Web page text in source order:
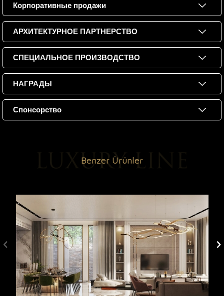
Корпоративные продажи
АРХИТЕКТУРНОЕ ПАРТНЕРСТВО
СПЕЦИАЛЬНОЕ ПРОИЗВОДСТВО
НАГРАДЫ
Спонсорство
Benzer Ürünler